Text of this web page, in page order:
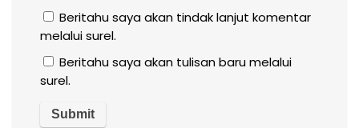
Beritahu saya akan tindak lanjut komentar
melalui surel.
Beritahu saya akan tulisan baru melalui
surel.